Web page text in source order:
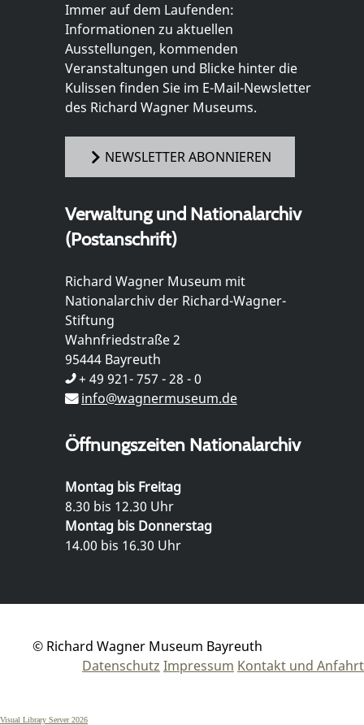
Immer auf dem Laufenden:
Informationen zu aktuellen
Ausstellungen, kommenden
Veranstaltungen und Blicke hinter die
Kulissen finden Sie im E-Mail-Newsletter
des Richard Wagner Museums.
NEWSLETTER ABONNIEREN
Verwaltung und Nationalarchiv
(Postanschrift)
Richard Wagner Museum mit
Nationalarchiv der Richard-Wagner-
Stiftung
Wahnfriedstraße 2
95444 Bayreuth
+ 49 921- 757 - 28 - 0
info@wagnermuseum.de
Öffnungszeiten Nationalarchiv
Montag bis Freitag
8.30 bis 12.30 Uhr
Montag bis Donnerstag
14.00 bis 16.30 Uhr
© Richard Wagner Museum Bayreuth
Datenschutz Impressum Kontakt und Anfahrt
Visual Library Server 2026